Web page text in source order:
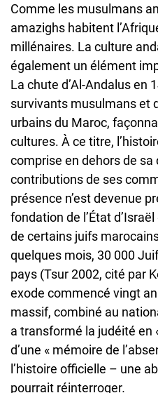
Comme les musulmans
amazighs habitent
millénaires. La culture
également un élément
La chute d’Al-Andalus en
survivants musulmans et
urbains du Maroc,
cultures. À ce titre,
comprise en dehors de
contributions de ses
présence n’est devenue
fondation de l’État
de certains juifs
quelques mois, 30 000
pays (Tsur 2002, cité par
exode commencé vingt
massif, combiné au
a transformé la judéité en
d’une « mémoire de
l’histoire officielle – une
pourrait réinterroger.